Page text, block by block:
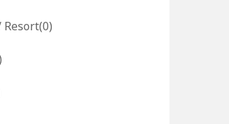
Resort(0)